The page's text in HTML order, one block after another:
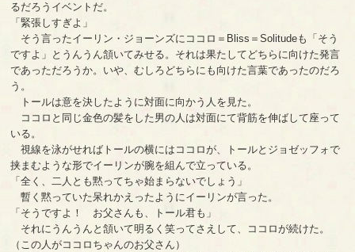
るだろうイベントだ。
「緊張しすぎよ」
そう言ったイーリン・ジョーンズにココロ＝Bliss＝Solitudeも「そう
ですよ」とうんうん頷いてみせる。それは果たしてどちらに向けた発言
であっただろうか。いや、むしろどちらにも向けた言葉であったのだろ
う。
トールは意を決したように対面に向かう人を見た。
ココロと同じ金色の髪をした男の人は対面にて背筋を伸ばして座って
いる。
視線を泳がせればトールの横にはココロが、トールとジョゼッフォで
挟まむような形でイーリンが腕を組んで立っている。
「全く、二人とも黙ってちゃ始まらないでしょう」
暫く黙っていた呆れかえったようにイーリンが言った。
「そうですよ！ お父さんも、トール君も」
それにうんうんと頷いて明るく笑ってさえして、ココロが続けた。
（この人がココロちゃんのお父さん）